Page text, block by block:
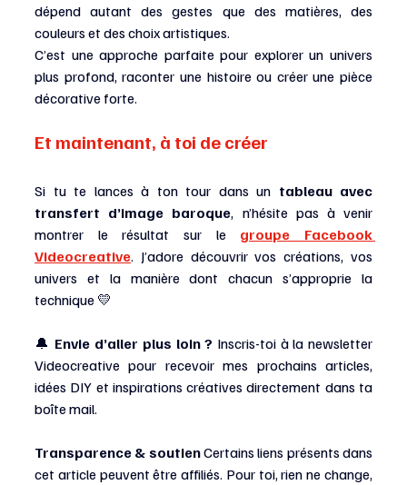
dépend autant des gestes que des matières, des
couleurs et des choix artistiques.
C’est une approche parfaite pour explorer un univers
plus profond, raconter une histoire ou créer une pièce
décorative forte.
Et maintenant, à toi de créer
Si tu te lances à ton tour dans un tableau avec
transfert d’image baroque, n’hésite pas à venir
montrer le résultat sur le groupe Facebook
Videocreative. J’adore découvrir vos créations, vos
univers et la manière dont chacun s’approprie la
technique 💛
🔔 Envie d’aller plus loin ? Inscris-toi à la newsletter
Videocreative pour recevoir mes prochains articles,
idées DIY et inspirations créatives directement dans ta
boîte mail.
Transparence & soutien Certains liens présents dans
cet article peuvent être affiliés. Pour toi, rien ne change,